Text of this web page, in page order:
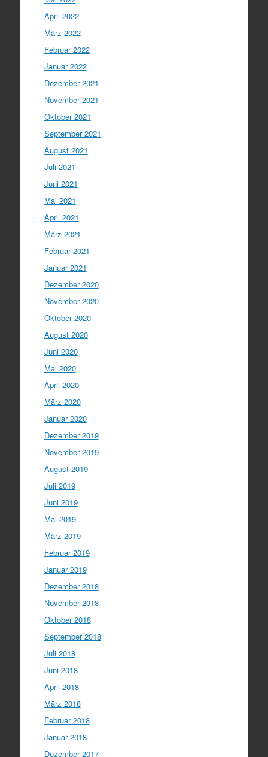
April 2022
März 2022
Februar 2022
Januar 2022
Dezember 2021
November 2021
Oktober 2021
September 2021
August 2021
Juli 2021
Juni 2021
Mai 2021
April 2021
März 2021
Februar 2021
Januar 2021
Dezember 2020
November 2020
Oktober 2020
August 2020
Juni 2020
Mai 2020
April 2020
März 2020
Januar 2020
Dezember 2019
November 2019
August 2019
Juli 2019
Juni 2019
Mai 2019
März 2019
Februar 2019
Januar 2019
Dezember 2018
November 2018
Oktober 2018
September 2018
Juli 2018
Juni 2018
April 2018
März 2018
Februar 2018
Januar 2018
Dezember 2017